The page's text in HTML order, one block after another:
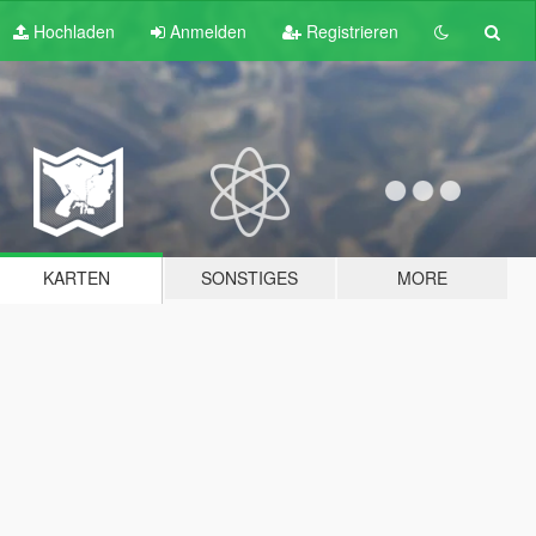
Hochladen Anmelden Registrieren
KARTEN SONSTIGES MORE